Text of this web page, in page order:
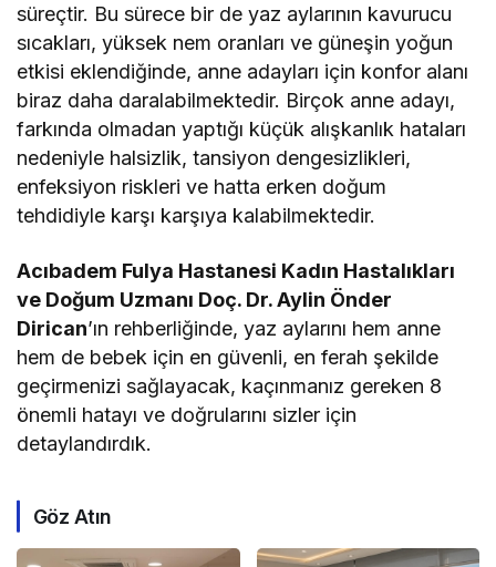
süreçtir. Bu sürece bir de yaz aylarının kavurucu
sıcakları, yüksek nem oranları ve güneşin yoğun
etkisi eklendiğinde, anne adayları için konfor alanı
biraz daha daralabilmektedir. Birçok anne adayı,
farkında olmadan yaptığı küçük alışkanlık hataları
nedeniyle halsizlik, tansiyon dengesizlikleri,
enfeksiyon riskleri ve hatta erken doğum
tehdidiyle karşı karşıya kalabilmektedir.
Acıbadem Fulya Hastanesi Kadın Hastalıkları
ve Doğum Uzmanı Doç. Dr. Aylin Önder
Dirican’ın rehberliğinde, yaz aylarını hem anne
hem de bebek için en güvenli, en ferah şekilde
geçirmenizi sağlayacak, kaçınmanız gereken 8
önemli hatayı ve doğrularını sizler için
detaylandırdık.
Göz Atın